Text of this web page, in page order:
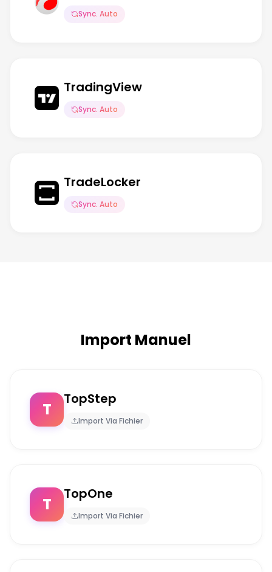
Sync. Auto
TradingView
Sync. Auto
TradeLocker
Sync. Auto
Import Manuel
T
TopStep
Import Via Fichier
T
TopOne
Import Via Fichier